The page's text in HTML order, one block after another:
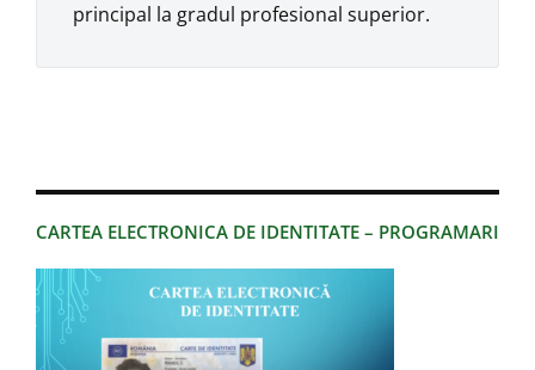
CARTEA ELECTRONICA DE IDENTITATE – PROGRAMARI
principal la gradul profesional superior.